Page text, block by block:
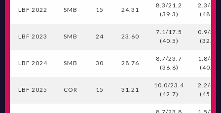
LBF 2022 SMB 15 24.31
8.3/21.2
(39.3)
2.3/4.7
(48.6)
LBF 2023 SMB 24 23.60
7.1/17.5
(40.5)
0.9/2.7
(32.3)
LBF 2024 SMB 30 28.76
8.7/23.7
(36.8)
1.8/4.5
(40.0)
LBF 2025 COR 15 31.21
10.0/23.4
(42.7)
2.2/4.8
(45.8)